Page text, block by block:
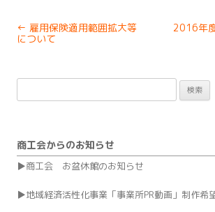
Post
navigation
← 雇用保険適用範囲拡大等
について
2016年
索:
商工会からのお知らせ
商工会 お盆休館のお知らせ
地域経済活性化事業「事業所PR動画」制作希